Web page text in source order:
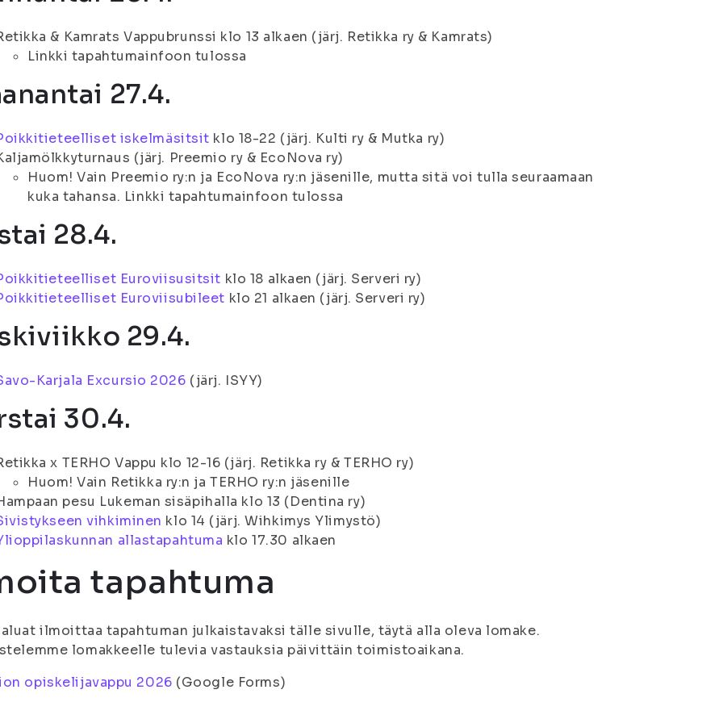
& Kamrats Vappubrunssi klo 13 alkaen (järj. Retikka ry & Kamrats)
Linkki tapahtumainfoon tulossa
27.4.
iskelmäsitsit klo 18-22 (järj. Kulti ry & Mutka ry)
(järj. Preemio ry & EcoNova ry)
Huom! Vain Preemio ry:n ja EcoNova ry:n jäsenille, mutta sitä voi tulla seuraamaan
kuka tahansa. Linkki tapahtumainfoon tulossa
28.4.
Euroviisusitsit klo 18 alkaen (järj. Serveri ry)
Euroviisubileet klo 21 alkaen (järj. Serveri ry)
29.4.
Karjala Excursio 2026 (järj. ISYY)
30.4.
x TERHO Vappu klo 12-16 (järj. Retikka ry & TERHO ry)
Huom! Vain Retikka ry:n ja TERHO ry:n jäsenille
pesu Lukeman sisäpihalla klo 13 (Dentina ry)
vihkiminen klo 14 (järj. Wihkimys Ylimystö)
allastapahtuma klo 17.30 alkaen
tapahtuma
ilmoittaa tapahtuman julkaistavaksi tälle sivulle, täytä alla oleva lomake.
lomakkeelle tulevia vastauksia päivittäin toimistoaikana.
opiskelijavappu 2026 (Google Forms)